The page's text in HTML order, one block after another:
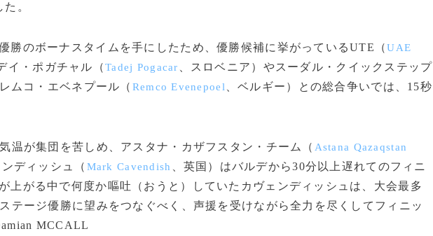
。
勝のボーナスタイムを手にしたため、優勝候補に挙がっているUTE（UAE
イ・ポガチャル（Tadej Pogacar
、スロベニア）やスーダル・クイックステップ
ムコ・エベネプール（ Remco Evenepoel
、ベルギー）との総合争いでは、15秒
温が集団を苦しめ、アスタナ・カザフスタン・チーム（ Astana Qazaqstan
ディッシュ（ Mark Cavendish
、英国）はバルデから30分以上遅れてのフィニ
上がる中で何度か嘔吐（おうと）していたカヴェンディッシュは、大会最多
テージ優勝に望みをつなぐべく、声援を受けながら全力を尽くしてフィニッ
MCCALL